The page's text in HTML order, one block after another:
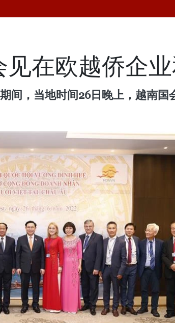
见在欧越侨企
间，当地时间26日晚上，越南国